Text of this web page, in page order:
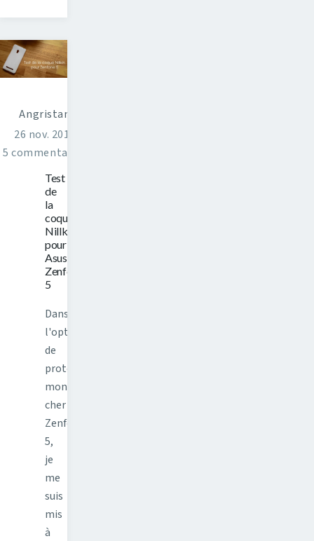
Angristan
26 nov. 2014
5 commentaires
Test
de
la
coque
Nillkin
pour
Asus
Zenfone
5
Dans
l'optique
de
protéger
mon
cher
Zenfone
5,
je
me
suis
mis
à